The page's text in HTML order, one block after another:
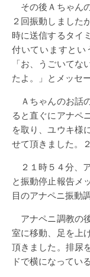
その後Ａちゃん
２回振動しました
時に送信するタイ
付いていますとい
「お、うごいて
たよ。」とメッセ
Ａちゃんのお話
ると直ぐにアナペ
を取り、ユウキ様
せて頂きました。
２１時５４分、
と振動停止報告メ
目のアナペニ振動
アナペニ調教の
室に移動、足を上
頂きました。排尿
ドで横になってい